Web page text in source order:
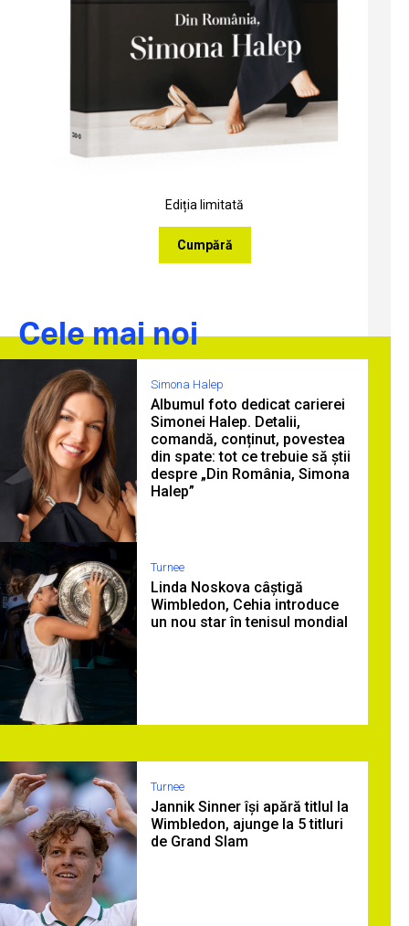
Ediția limitată
Cumpără
Cele mai noi
Simona Halep
Albumul foto dedicat carierei
Simonei Halep. Detalii,
comandă, conținut, povestea
din spate: tot ce trebuie să știi
despre „Din România, Simona
Halep”
Turnee
Linda Noskova câștigă
Wimbledon, Cehia introduce
un nou star în tenisul mondial
Turnee
Jannik Sinner își apără titlul la
Wimbledon, ajunge la 5 titluri
de Grand Slam